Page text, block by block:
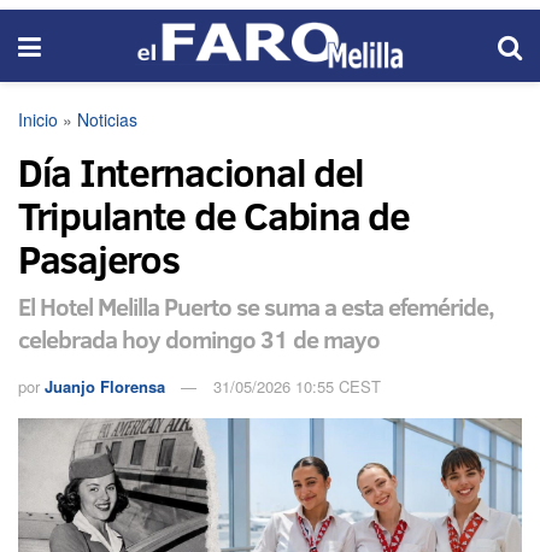
Inicio » Noticias
Día Internacional del
Tripulante de Cabina de
Pasajeros
El Hotel Melilla Puerto se suma a esta efeméride,
celebrada hoy domingo 31 de mayo
por Juanjo Florensa 31/05/2026 10:55 CEST